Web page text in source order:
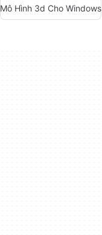
Mô Hình 3d Cho Windows